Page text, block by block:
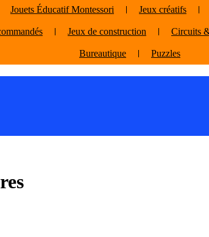
Jouets Éducatif Montessori Jeux créatifs
Jeux de construction Circuits
Bureautique Puzzles